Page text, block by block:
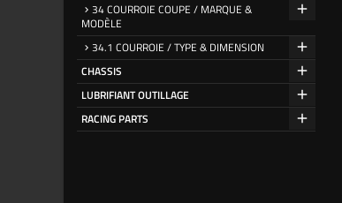
34 COURROIE COUPE / MARQUE &
MODÈLE
34.1 COURROIE / TYPE & DIMENSION
CHASSIS
LUBRIFIANT OUTILLAGE
RACING PARTS